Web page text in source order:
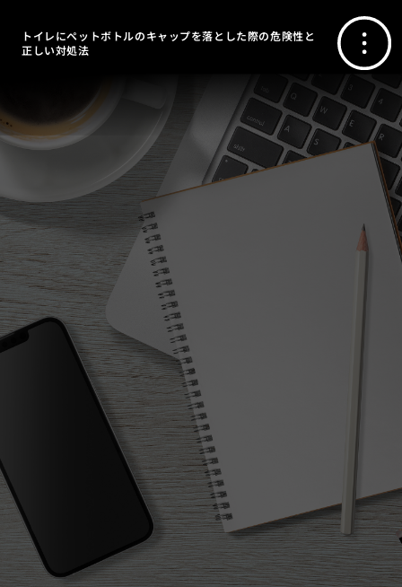
トイレにペットボトルのキャップを落とした際の危険性と
正しい対処法